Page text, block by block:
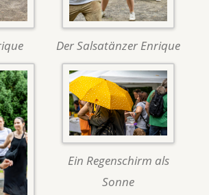
Der Salsatänzer Enrique
Ein Regenschirm als
Sonne